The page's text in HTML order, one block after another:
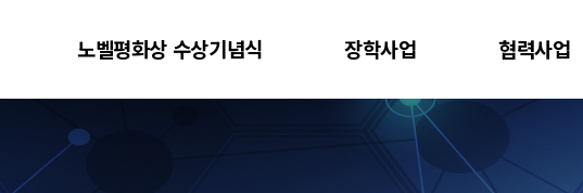
노벨평화상 수상기념식 장학사업 협력사업